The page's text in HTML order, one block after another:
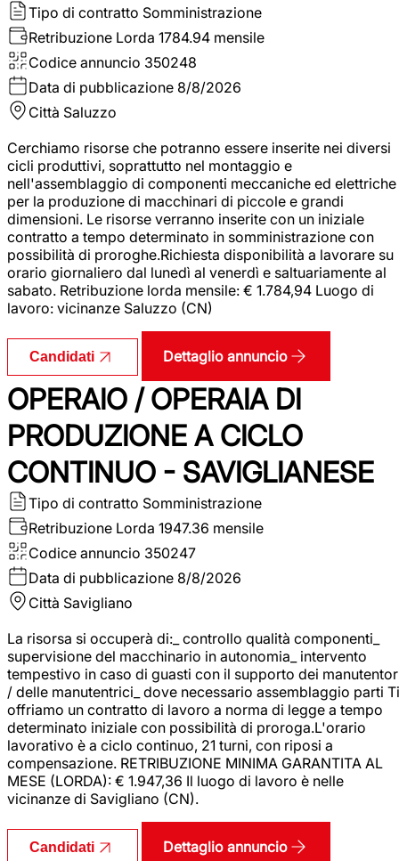
Tipo di contratto Somministrazione
Retribuzione Lorda 1784.94 mensile
Codice annuncio 350248
Data di pubblicazione 8/8/2026
Città Saluzzo
Cerchiamo risorse che potranno essere inserite nei diversi
cicli produttivi, soprattutto nel montaggio e
nell'assemblaggio di componenti meccaniche ed elettriche
per la produzione di macchinari di piccole e grandi
dimensioni. Le risorse verranno inserite con un iniziale
contratto a tempo determinato in somministrazione con
possibilità di proroghe.Richiesta disponibilità a lavorare su
orario giornaliero dal lunedì al venerdì e saltuariamente al
sabato. Retribuzione lorda mensile: € 1.784,94 Luogo di
lavoro: vicinanze Saluzzo (CN)
Candidati Dettaglio annuncio
OPERAIO / OPERAIA DI
PRODUZIONE A CICLO
CONTINUO - SAVIGLIANESE
Tipo di contratto Somministrazione
Retribuzione Lorda 1947.36 mensile
Codice annuncio 350247
Data di pubblicazione 8/8/2026
Città Savigliano
La risorsa si occuperà di:_ controllo qualità componenti_
supervisione del macchinario in autonomia_ intervento
tempestivo in caso di guasti con il supporto dei
/ delle manutentrici_ dove necessario assemblaggio parti Ti
offriamo un contratto di lavoro a norma di legge a tempo
determinato iniziale con possibilità di proroga.L'orario
lavorativo è a ciclo continuo, 21 turni, con riposi a
compensazione. RETRIBUZIONE MINIMA GARANTITA AL
MESE (LORDA): € 1.947,36 Il luogo di lavoro è nelle
vicinanze di Savigliano (CN).
Candidati Dettaglio annuncio